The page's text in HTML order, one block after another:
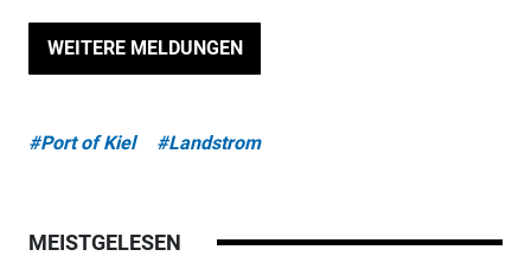
WEITERE MELDUNGEN
#Port of Kiel #Landstrom
MEISTGELESEN